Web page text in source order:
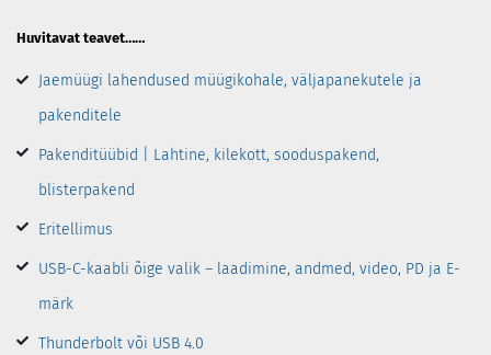
Huvitavat teavet……
Jaemüügi lahendused müügikohale, väljapanekutele ja
pakenditele
Pakenditüübid | Lahtine, kilekott, sooduspakend,
blisterpakend
Eritellimus
USB-C-kaabli õige valik – laadimine, andmed, video, PD ja E-
märk
Thunderbolt või USB 4.0